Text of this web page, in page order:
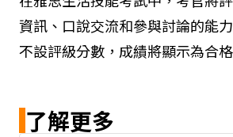
資訊、口說交流和參與討論的能
不設評級分數，成績將顯示為合
了解更多